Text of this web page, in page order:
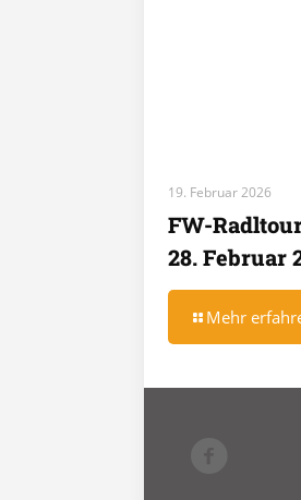
19. Februar 2026
FW-
28. Februar
Mehr